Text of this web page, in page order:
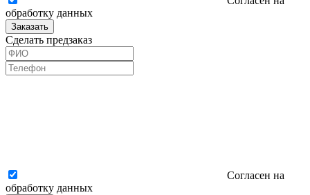
обработку данных
Заказать
Сделать предзаказ
Согласен на
обработку данных